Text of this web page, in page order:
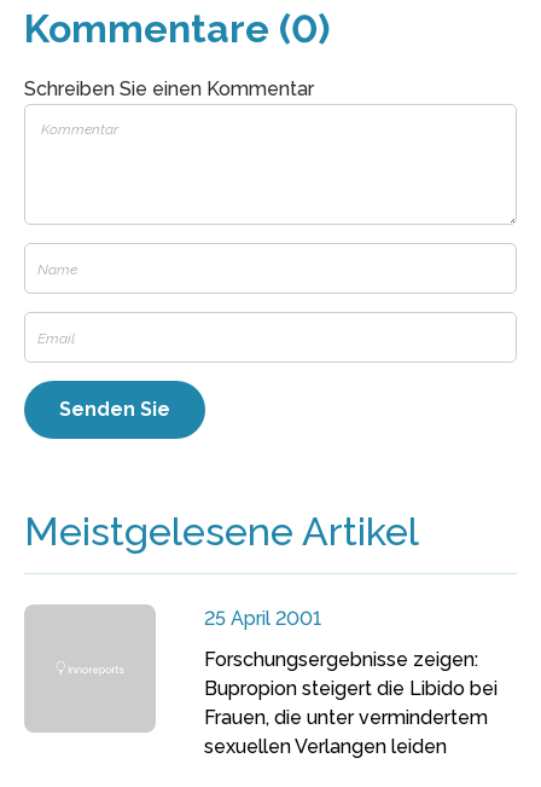
Kommentare (0)
Schreiben Sie einen Kommentar
Meistgelesene Artikel
25 April 2001
Forschungsergebnisse zeigen:
Bupropion steigert die Libido bei
Frauen, die unter vermindertem
sexuellen Verlangen leiden